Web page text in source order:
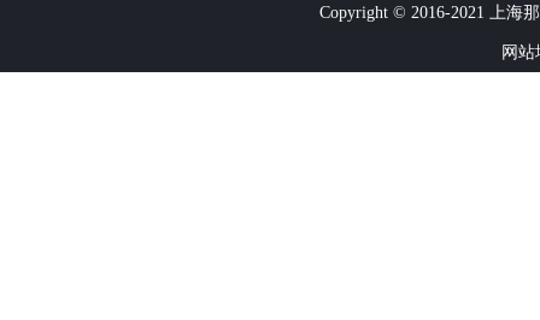
Copyright © 2016-2021 上海
网站